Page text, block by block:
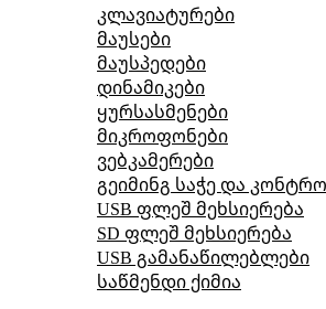
კლავიატურები
მაუსები
მაუსპედები
დინამიკები
ყურსასმენები
მიკროფონები
ვებკამერები
გეიმინგ საჭე და
USB ფლეშ მეხსიერება
SD ფლეშ მეხსიერება
USB გამანაწილებლები
საწმენდი ქიმია